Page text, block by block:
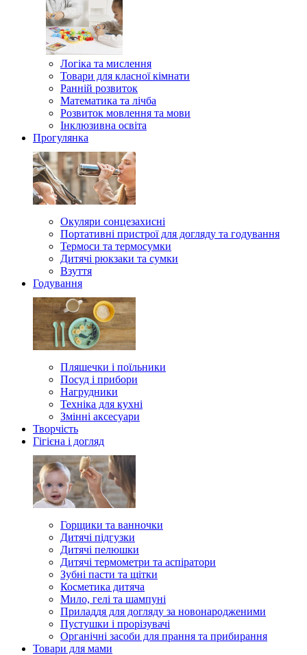
Логіка та мислення
Товари для класної кімнати
Ранній розвиток
Математика та лічба
Розвиток мовлення та мови
Інклюзивна освіта
Прогулянка
Окуляри сонцезахисні
Портативні пристрої для догляду та годування
Термоси та термосумки
Дитячі рюкзаки та сумки
Взуття
Годування
Пляшечки і поїльники
Посуд і прибори
Нагрудники
Техніка для кухні
Змінні аксесуари
Творчість
Гігієна і догляд
Горщики та ванночки
Дитячі підгузки
Дитячі пелюшки
Дитячі термометри та аспіратори
Зубні пасти та щітки
Косметика дитяча
Мило, гелі та шампуні
Приладдя для догляду за новонародженими
Пустушки і прорізувачі
Органічні засоби для прання та прибирання
Товари для мами